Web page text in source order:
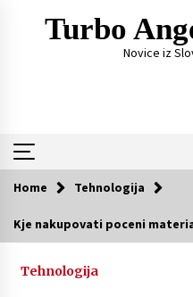
Turbo
Novice iz
Trending Now
Home Tehnologija
Kje nakupovati poceni
Tehnologija